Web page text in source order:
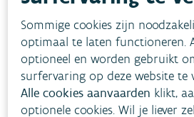
Sommige cookies zijn
optimaal te laten functioneren.
optioneel en worden gebruikt
surfervaring op deze website te
Alle cookies aanvaarden klikt,
optionele cookies. Wil je liever